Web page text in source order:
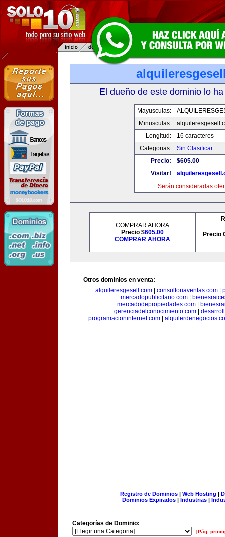
El dueño de este dominio lo
Mayusculas:
Minusculas:
Longitud:
16 caracteres
Categorias:
Sin Clasificar
Precio:
$605.00
Visitar!
Serán consideradas
COMPRAR AHORA
Precio $605.00
COMPRAR AHORA
Precio
Otros dominios en venta:
alquileresgesell.com
consultoriaventas.com
mercadopublicitario.com|
mercadodepropiedades.com
gerenciadelconocimiento.com|
programacioninternet.com|
Registro de Dominios| Web Hosting |
Dominios Expirados | Industrias |
Categorías de Dominio:
[Pág.